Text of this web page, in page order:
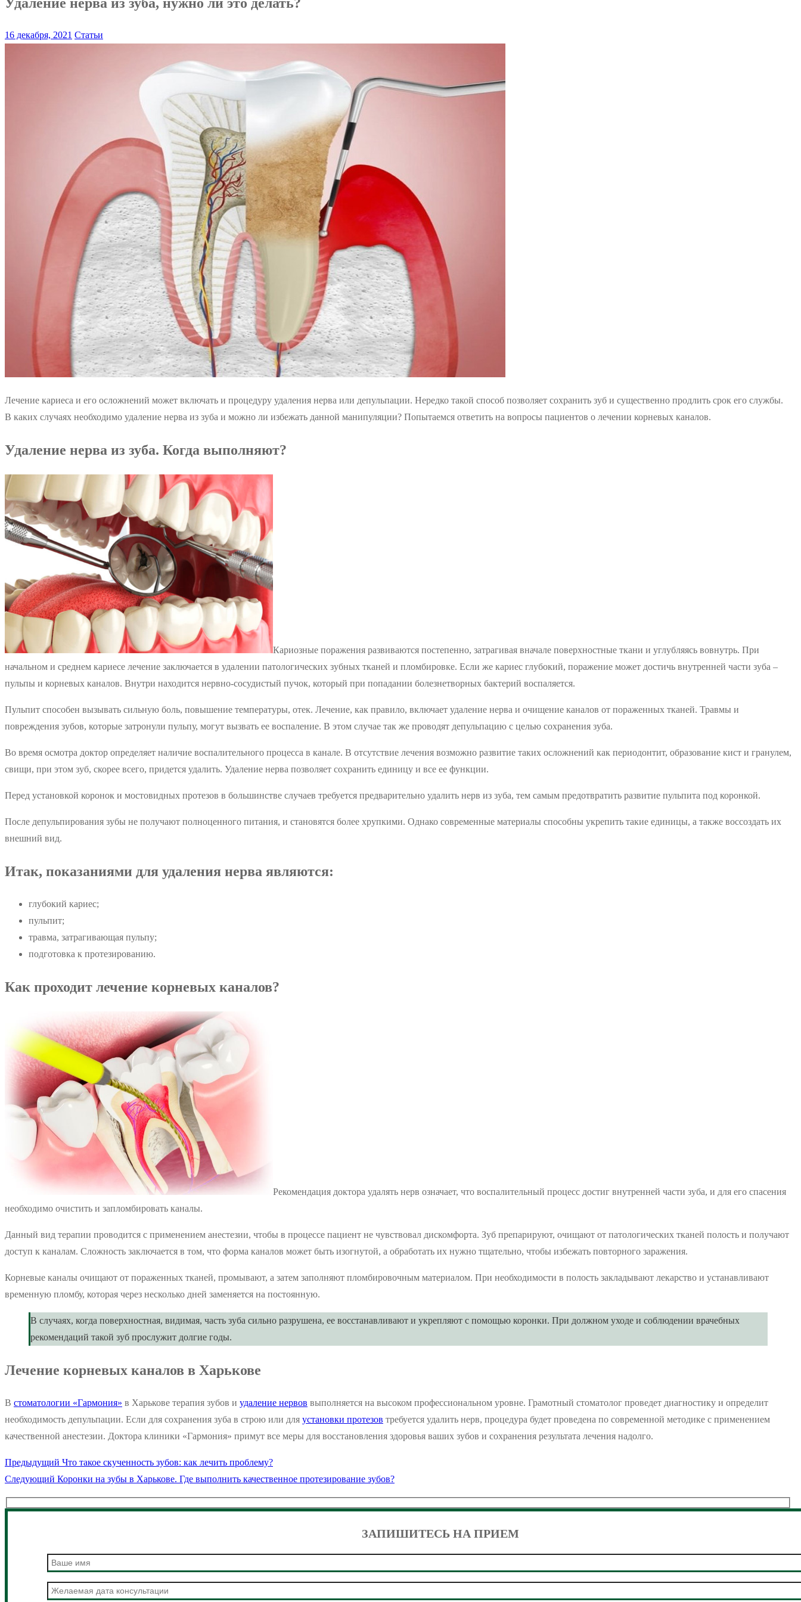
16 декабря, 2021 Статьи
Лечение кариеса и его осложнений может включать и процедуру удаления нерва или депульпации. Нередко такой способ позволяет сохранить зуб и существенно продлить срок его службы.
В каких случаях необходимо удаление нерва из зуба и можно ли избежать данной манипуляции? Попытаемся ответить на вопросы пациентов о лечении корневых каналов.
Удаление нерва из зуба. Когда выполняют?
Кариозные поражения развиваются постепенно, затрагивая вначале поверхностные ткани и углубляясь вовнутрь. При
начальном и среднем кариесе лечение заключается в удалении патологических зубных тканей и пломбировке. Если же кариес глубокий, поражение может достичь внутренней части зуба –
пульпы и корневых каналов. Внутри находится нервно-сосудистый пучок, который при попадании болезнетворных бактерий воспаляется.
Пульпит способен вызывать сильную боль, повышение температуры, отек. Лечение, как правило, включает удаление нерва и очищение каналов от пораженных тканей. Травмы и
повреждения зубов, которые затронули пульпу, могут вызвать ее воспаление. В этом случае так же проводят депульпацию с целью сохранения зуба.
Во время осмотра доктор определяет наличие воспалительного процесса в канале. В отсутствие лечения возможно развитие таких осложнений как периодонтит, образование кист и гранулем,
свищи, при этом зуб, скорее всего, придется удалить. Удаление нерва позволяет сохранить единицу и все ее функции.
Перед установкой коронок и мостовидных протезов в большинстве случаев требуется предварительно удалить нерв из зуба, тем самым предотвратить развитие пульпита под коронкой.
После депульпирования зубы не получают полноценного питания, и становятся более хрупкими. Однако современные материалы способны укрепить такие единицы, а также воссоздать их
внешний вид.
Итак, показаниями для удаления нерва являются:
глубокий кариес;
пульпит;
травма, затрагивающая пульпу;
подготовка к протезированию.
Как проходит лечение корневых каналов?
Рекомендация доктора удалять нерв означает, что воспалительный процесс достиг внутренней части зуба, и для его спасения
необходимо очистить и запломбировать каналы.
Данный вид терапии проводится с применением анестезии, чтобы в процессе пациент не чувствовал дискомфорта. Зуб препарируют, очищают от патологических тканей полость и получают
доступ к каналам. Сложность заключается в том, что форма каналов может быть изогнутой, а обработать их нужно тщательно, чтобы избежать повторного заражения.
Корневые каналы очищают от пораженных тканей, промывают, а затем заполняют пломбировочным материалом. При необходимости в полость закладывают лекарство и устанавливают
временную пломбу, которая через несколько дней заменяется на постоянную.
В случаях, когда поверхностная, видимая, часть зуба сильно разрушена, ее восстанавливают и укрепляют с помощью коронки. При должном уходе и соблюдении врачебных
рекомендаций такой зуб прослужит долгие годы.
Лечение корневых каналов в Харькове
В стоматологии «Гармония» в Харькове терапия зубов и удаление нервов выполняется на высоком профессиональном уровне. Грамотный стоматолог проведет диагностику и определит
необходимость депульпации. Если для сохранения зуба в строю или для установки протезов требуется удалить нерв, процедура будет проведена по современной методике с применением
качественной анестезии. Доктора клиники «Гармония» примут все меры для восстановления здоровья ваших зубов и сохранения результата лечения надолго.
Навигация
записям
Предыдущий Предыдущая
запись:
Что такое скученность зубов: как лечить проблему?
Следующий Следующая
запись:
Коронки на зубы в Харькове. Где выполнить качественное протезирование зубов?
ЗАПИШИТЕСЬ НА ПРИЕМ